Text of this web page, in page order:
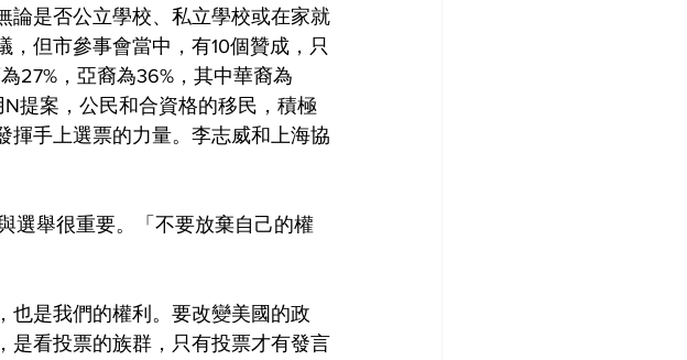
論是否公立學校、私立學校或在家就
但市參事會當中，有10個贊成，只
27%，亞裔為36%，其中華裔為
提案，公民和合資格的移民，積極
揮手上選票的力量。李志威和上海協
選舉很重要。「不要放棄自己的權
也是我們的權利。要改變美國的政
是看投票的族群，只有投票才有發言